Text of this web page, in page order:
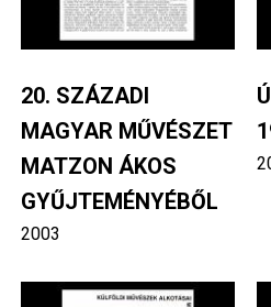
20. SZÁZADI
MAGYAR MŰVÉSZET
MATZON ÁKOS
GYŰJTEMÉNYÉBŐL
2003
Image